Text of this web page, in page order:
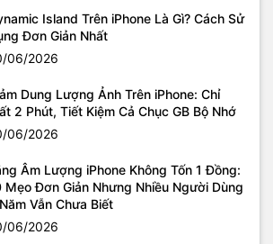
Island Trên iPhone Là Gì? Cách Sử
Đơn Giản Nhất
06/2026
Dung Lượng Ảnh Trên iPhone: Chỉ
2 Phút, Tiết Kiệm Cả Chục GB Bộ Nhớ
06/2026
Âm Lượng iPhone Không Tốn 1 Đồng:
Mẹo Đơn Giản Nhưng Nhiều Người Dùng
Vẫn Chưa Biết
06/2026